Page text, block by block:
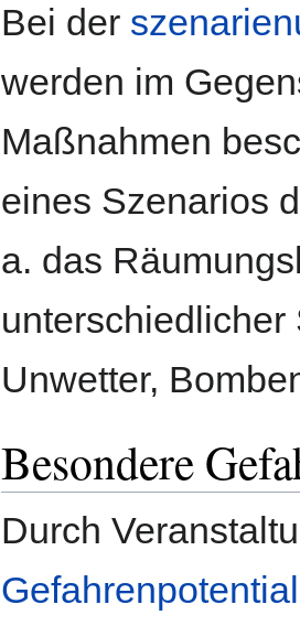
Bei der
werden im
Maßnahmen
eines Szenarios
a. das
Unwetter,
Besondere
Durch